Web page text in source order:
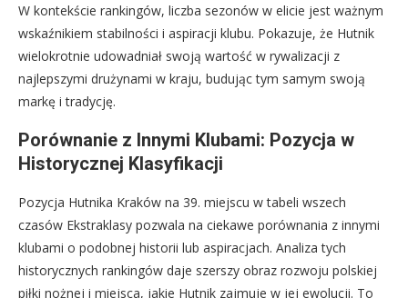
W kontekście rankingów, liczba sezonów w elicie jest ważnym
wskaźnikiem stabilności i aspiracji klubu. Pokazuje, że Hutnik
wielokrotnie udowadniał swoją wartość w rywalizacji z
najlepszymi drużynami w kraju, budując tym samym swoją
markę i tradycję.
Porównanie z Innymi Klubami: Pozycja w
Historycznej Klasyfikacji
Pozycja Hutnika Kraków na 39. miejscu w tabeli wszech
czasów Ekstraklasy pozwala na ciekawe porównania z innymi
klubami o podobnej historii lub aspiracjach. Analiza tych
historycznych rankingów daje szerszy obraz rozwoju polskiej
piłki nożnej i miejsca, jakie Hutnik zajmuje w jej ewolucji. To